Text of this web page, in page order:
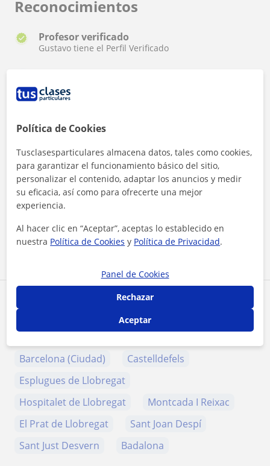
Reconocimientos
Profesor verificado
Gustavo tiene el Perfil Verificado
Gustavo es voluntario en TusClases Solidarias
¿Quieres saber más de Gustavo?
Datos verificados
Ver perfil
Zona de Gustavo
Localidades a las que se desplaza para dar clase
Barcelona (Ciudad)
Castelldefels
Esplugues de Llobregat
Hospitalet de Llobregat
Montcada I Reixac
El Prat de Llobregat
Sant Joan Despí
Sant Just Desvern
Badalona
Política de Cookies
Tusclasesparticulares almacena datos, tales como cookies,
para garantizar el funcionamiento básico del sitio,
personalizar el contenido, adaptar los anuncios y medir
su eficacia, así como para ofrecerte una mejor
experiencia.
Al hacer clic en “Aceptar”, aceptas lo establecido en
nuestra Política de Cookies y Política de Privacidad.
Panel de Cookies
Rechazar
Aceptar